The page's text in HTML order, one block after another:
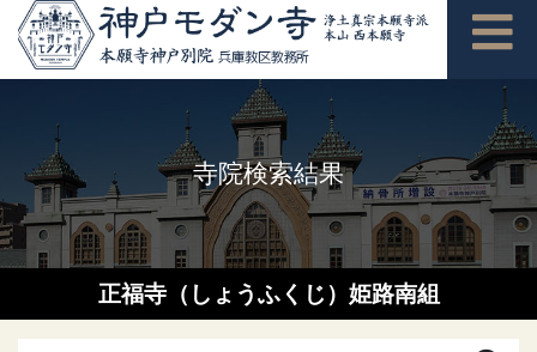
寺院検索結果
正福寺（しょうふくじ） 姫路南組